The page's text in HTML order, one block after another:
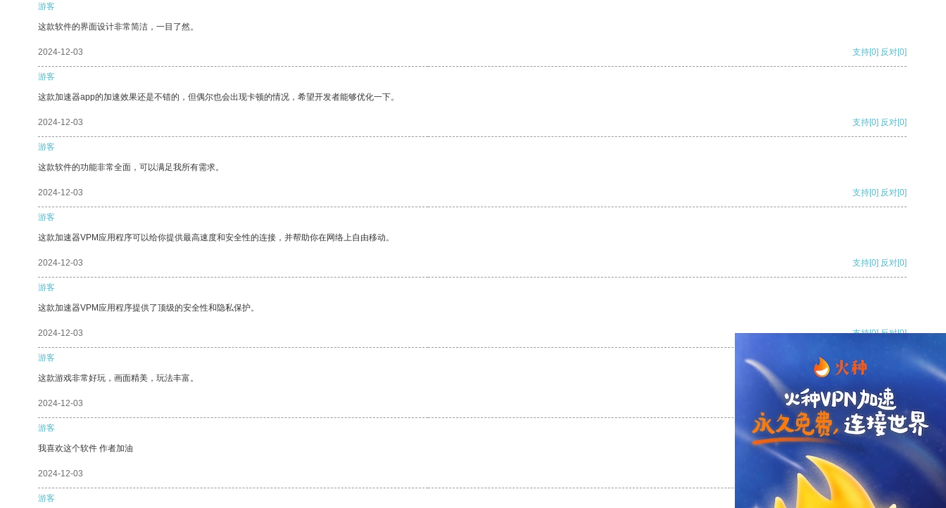
游客
这款软件的界面设计非常简洁，一目了然。
2024-12-03 支持[0] 反对[0]
游客
这款加速器app的加速效果还是不错的，但偶尔也会出现卡顿的情况，希望开发者能够优化一下。
2024-12-03 支持[0] 反对[0]
游客
这款软件的功能非常全面，可以满足我所有需求。
2024-12-03 支持[0] 反对[0]
游客
这款加速器VPM应用程序可以给你提供最高速度和安全性的连接，并帮助你在网络上自由移动。
2024-12-03 支持[0] 反对[0]
游客
这款加速器VPM应用程序提供了顶级的安全性和隐私保护。
2024-12-03 支持[0] 反对[0]
游客
这款游戏非常好玩，画面精美，玩法丰富。
2024-12-03 支持[0] 反对
游客
我喜欢这个软件 作者加油
2024-12-03 支持
游客